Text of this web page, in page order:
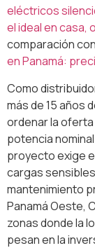
eléctricos
el ideal en casa,
comparación con
en Panamá:
Como
más de 15 años
ordenar la
potencia
proyecto exige
cargas
mantenimiento
Panamá Oeste,
zonas donde la
pesan en la